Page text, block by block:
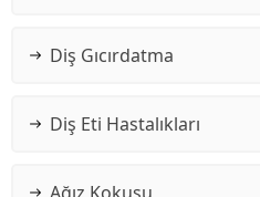
Diş Gıcırdatma
Diş Eti Hastalıkları